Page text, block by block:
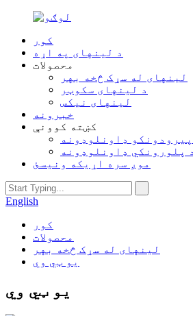
کور
د لینهای په اړه
محصولات
لینهای له سړک څخه بهر
د لینهای سکوټر
لینهای نیکس
خبرونه
کښته کوونې
پیرودونکو ډاونلوډونه
د پلورونکي ډاونلوډونه
موږ سره اړیکه ونیسئ
English
کور
محصولات
لینهای له سړک څخه بهر
یو ټي وي
یو ټي وي